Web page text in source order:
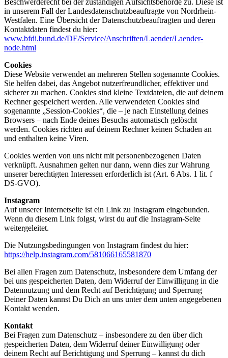
in unserem Fall der Landesdatenschutzbeauftragte von Nordrhein-
Westfalen. Eine Übersicht der Datenschutzbeauftragten und deren
Kontaktdaten findest du hier:
www.bfdi.bund.de/DE/Service/Anschriften/Laender/Laender-
node.html
Cookies
Diese Website verwendet an mehreren Stellen sogenannte Cookies.
Sie helfen dabei, das Angebot nutzerfreundlicher, effektiver und
sicherer zu machen. Cookies sind kleine Textdateien, die auf deinem
Rechner gespeichert werden. Alle verwendeten Cookies sind
sogenannte „Session-Cookies“, die – je nach Einstellung deines
Browsers – nach Ende deines Besuchs automatisch gelöscht
werden. Cookies richten auf deinem Rechner keinen Schaden an
und enthalten keine Viren.
Cookies werden von uns nicht mit personenbezogenen Daten
verknüpft. Ausnahmen gelten nur dann, wenn dies zur Wahrung
unserer berechtigten Interessen erforderlich ist (Art. 6 Abs. 1 lit. f
DS-GVO).
Instagram
Auf unserer Internetseite ist ein Link zu Instagram eingebunden.
Wenn du diesem Link folgst, wirst du auf die Instagram-Seite
weitergeleitet.
Die Nutzungsbedingungen von Instagram findest du hier:
https://help.instagram.com/581066165581870
Bei allen Fragen zum Datenschutz, insbesondere dem Umfang der
bei uns gespeicherten Daten, dem Widerruf der Einwilligung in die
Datennutzung und dem Recht auf Berichtigung und Sperrung
Deiner Daten kannst Du Dich an uns unter dem unten angegebenen
Kontakt wenden.
Kontakt
Bei Fragen zum Datenschutz – insbesondere zu den über dich
gespeicherten Daten, dem Widerruf deiner Einwilligung oder
deinem Recht auf Berichtigung und Sperrung – kannst du dich